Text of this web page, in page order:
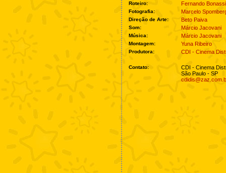
Roteiro:
Fernando Bonassi
Fotografia: Marcelo
Direção de Arte: Beto Paiva
Som: Márcio Jacovani
Música: Márcio Jacovani
Montagem: Yuna Ribeiro
Produtora: CDI - Cinema
Contato:
CDI - Cinema
São Paulo - SP